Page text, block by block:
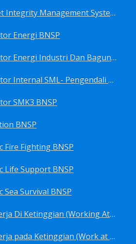
Sertifikasi Asset Integrity Management System BNSP
Energi BNSP
Sertifikasi Auditor Energi Industri Dan Bagunan Gedung BNSP
Sertifikasi Auditor Internal SML- Pengendali Dan Penerapan SML- Perencana SML- Manajer SML- Pengendali Dokumen SML BNSP
SMK3 BNSP
BNSP
Fire Fighting BNSP
Life Support BNSP
Sea Survival BNSP
Sertifikasi Bekerja Di Ketinggian (Working At Height) BNSP
Sertifikasi Bekerja pada Ketinggian (Work at Height)-Competency person (TKPK-TK3) BNSP